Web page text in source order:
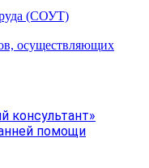
(СОУТ)
осуществляющих
консультант»
помощи